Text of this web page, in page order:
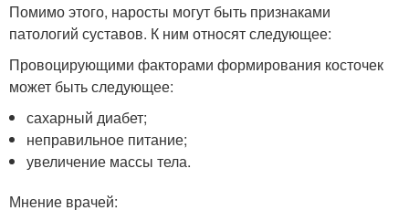
Помимо этого, наросты могут быть признаками
патологий суставов. К ним относят следующее:
Провоцирующими факторами формирования косточек
может быть следующее:
сахарный диабет;
неправильное питание;
увеличение массы тела.
Мнение врачей: